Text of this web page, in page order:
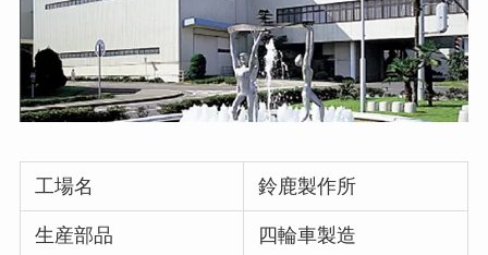
工場名 鈴鹿製作所
生産部品 四輪車製造